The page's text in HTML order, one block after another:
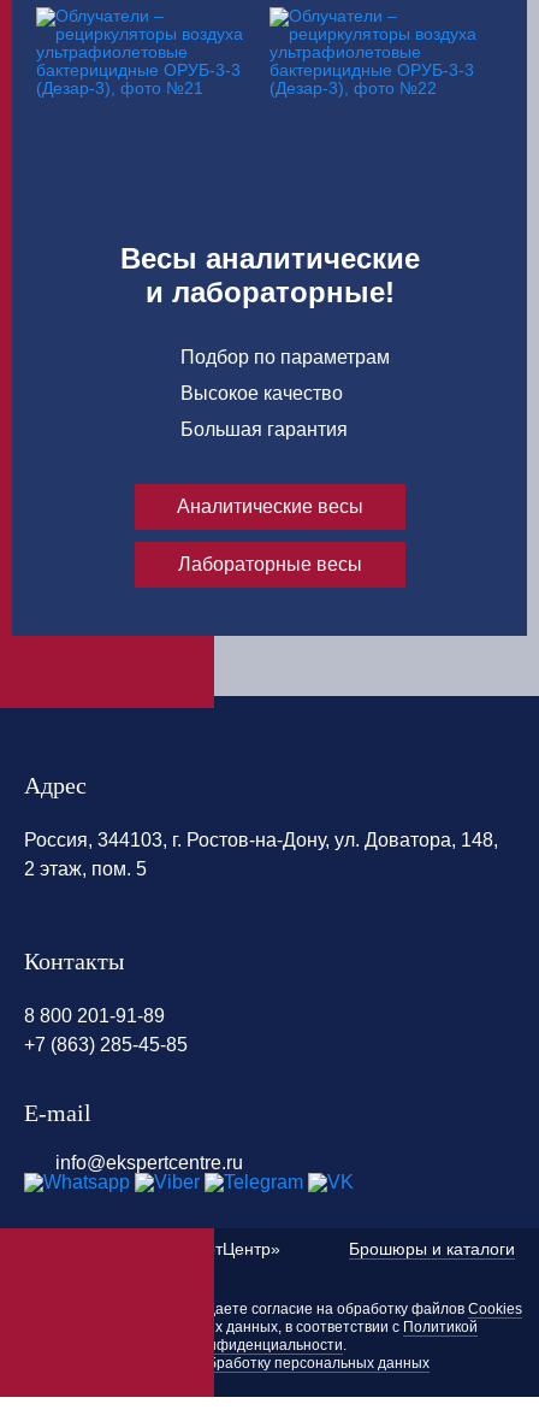
Весы аналитические
и лабораторные!
Подбор по параметрам
Высокое качество
Большая гарантия
Аналитические весы
Лабораторные весы
Адрес
Россия, 344103, г. Ростов-на-Дону, ул. Доватора, 148,
2 этаж, пом. 5
Контакты
8 800 201-91-89
+7 (863) 285-45-85
E-mail
info@ekspertcentre.ru
2010 — 2026 «ЭкспертЦентр» Брошюры и каталоги
Пользуясь этим сайтом, вы даете согласие на обработку файлов Cookies
и других персональных данных, в соответствии с Политикой
конфиденциальности
Согласие на обработку персональных данных